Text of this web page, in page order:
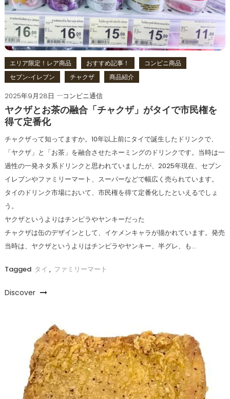
エリア限定！レア商品 おすすめ記事！
コンビニ商品
セブン‐イレブン
チャクザ 商品紹介
2025年9月28日
コンビニ通信
ヤクザとお茶の融合「チャクザ」がタイで市民権を
得て定番化
チャクザって知ってますか。10年以上前にタイで誕生したドリンクで、
「ヤクザ」と「お茶」を融合させたネーミングのドリンクです。当時は一
過性の一発ネタ系ドリンクと思われていましたが、2025年現在、セブン
イレブンやファミリーマート、スーパーなどで幅広く売られています。
タイのドリンク市場において、市民権を得て定番化したといえるでしょ
う。
ヤクザというよりはチンピラやヤンキーだった
チャクザは缶のデザインとして、イケメンキャラが描かれています。発売
当時は、ヤクザというよりはチンピラやヤンキー、半グレ、も…
Tagged タイ , ファミリーマート
Discover